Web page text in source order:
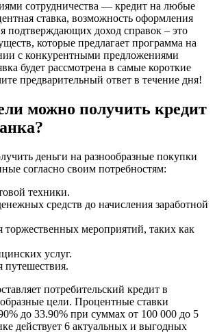
сотрудничества — кредит на любые
ставка, возможность оформления
подтверждающих доход справок – это
которые предлагает программа на
с конкурентными предложениями
будет рассмотрена в самые короткие
предварительный ответ в течение дня!
можно получить кредит
деньги на разнообразные покупки
согласно своим потребностям:
техники.
средств до начисления заработной
торжественных мероприятий, таких как
услуг.
путешествия.
потребительский кредит в
цели. Процентные ставки
до 33.90% при суммах от 100 000 до 5
действует 6 актуальных и выгодных